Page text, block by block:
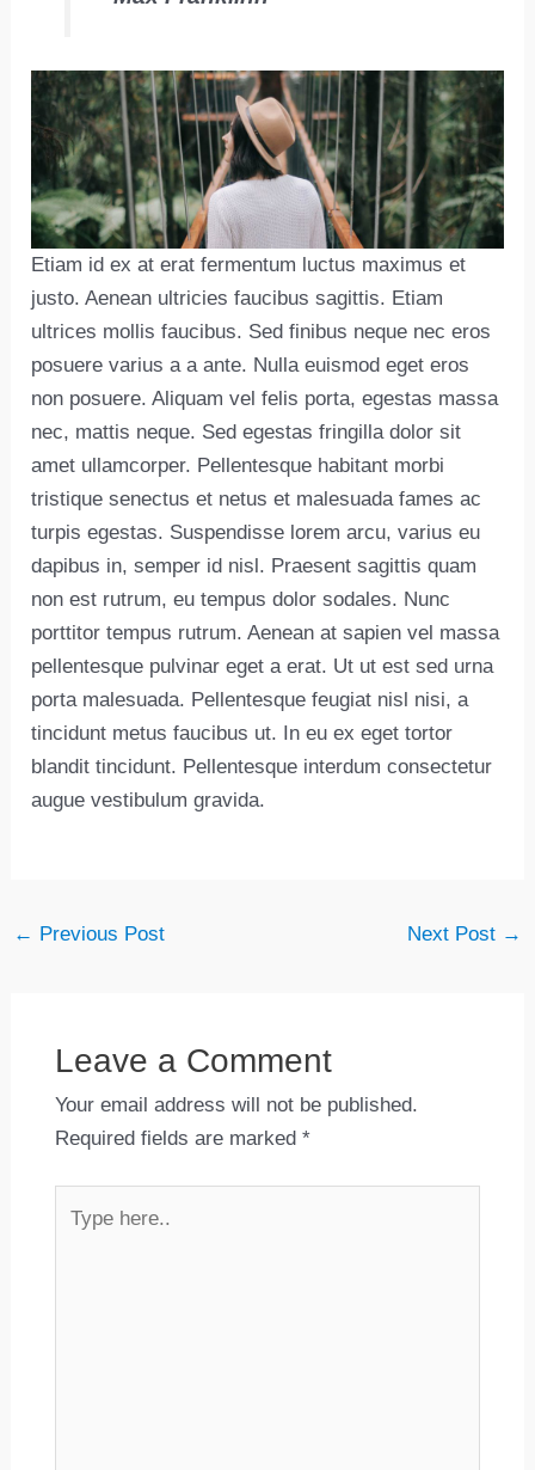
Etiam id ex at erat fermentum luctus maximus et
justo. Aenean ultricies faucibus sagittis. Etiam
ultrices mollis faucibus. Sed finibus neque nec eros
posuere varius a a ante. Nulla euismod eget eros
non posuere. Aliquam vel felis porta, egestas massa
nec, mattis neque. Sed egestas fringilla dolor sit
amet ullamcorper. Pellentesque habitant morbi
tristique senectus et netus et malesuada fames ac
turpis egestas. Suspendisse lorem arcu, varius eu
dapibus in, semper id nisl. Praesent sagittis quam
non est rutrum, eu tempus dolor sodales. Nunc
porttitor tempus rutrum. Aenean at sapien vel massa
pellentesque pulvinar eget a erat. Ut ut est sed urna
porta malesuada. Pellentesque feugiat nisl nisi, a
tincidunt metus faucibus ut. In eu ex eget tortor
blandit tincidunt. Pellentesque interdum consectetur
augue vestibulum gravida.
← Previous Post Next Post →
Leave a Comment
Your email address will not be published.
Required fields are marked *
here..